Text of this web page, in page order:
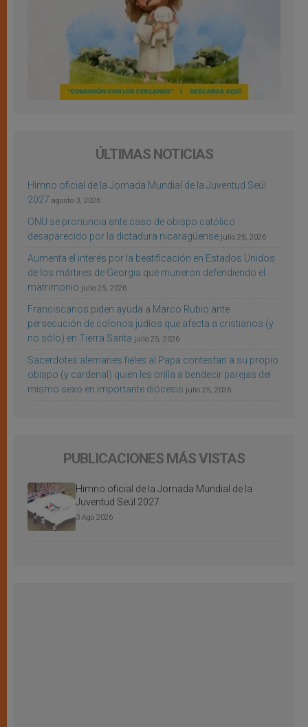
ÚLTIMAS NOTICIAS
Himno oficial de la Jornada Mundial de la Juventud Seúl
2027 agosto 3, 2026
ONU se pronuncia ante caso de obispo católico
desaparecido por la dictadura nicaragüense julio 25, 2026
Aumenta el interés por la beatificación en Estados Unidos
de los mártires de Georgia que murieron defendiendo el
matrimonio julio 25, 2026
Franciscanos piden ayuda a Marco Rubio ante
persecución de colonos judíos que afecta a cristianos (y
no sólo) en Tierra Santa julio 25, 2026
Sacerdotes alemanes fieles al Papa contestan a su propio
obispo (y cardenal) quien les orilla a bendecir parejas del
mismo sexo en importante diócesis julio 25, 2026
PUBLICACIONES MÁS VISTAS
Himno oficial de la Jornada Mundial de la
Juventud Seúl 2027
3 Ago 2026